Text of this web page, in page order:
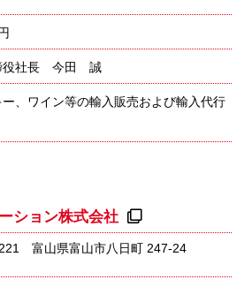
役社長 今田 誠
ー、ワイン等の輸入販売および輸入代行
ション株式会社
富山県富山市八日町 247-24